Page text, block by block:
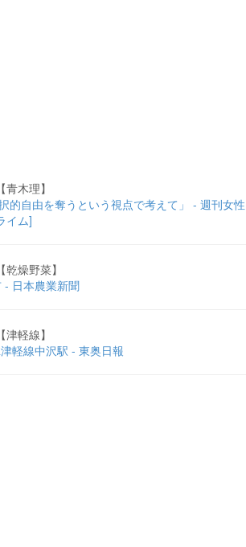
木理】
的自由を奪うという視点で考えて」 - 週刊女性
イム]
燥野菜】
- 日本農業新聞
軽線】
軽線中沢駅 - 東奥日報